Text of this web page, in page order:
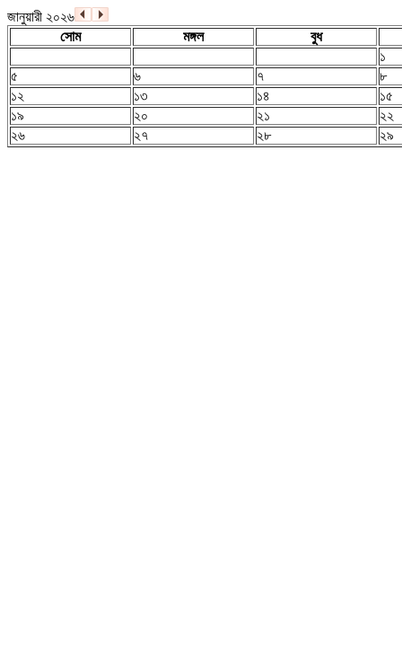
জানুয়ারী ২০২৬
সোম
মঙ্গল
বুধ
১
৫
৬ ৭
৮
১২
১৩ ১৪
১৫
১৯
২০ ২১
২২
২৬
২৭ ২৮ ২৯